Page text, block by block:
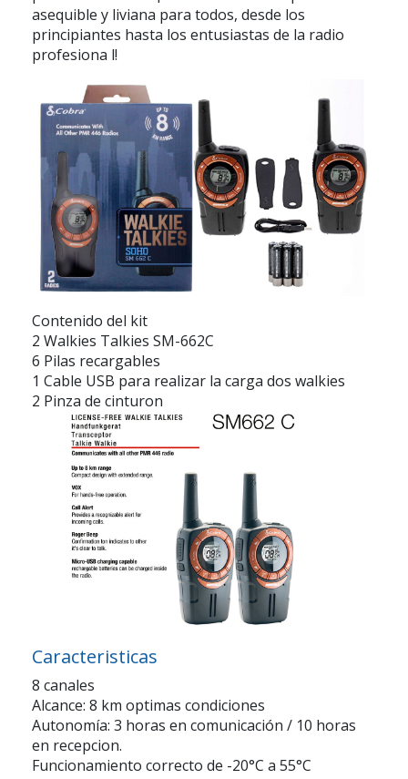
asequible y liviana para todos, desde los
principiantes hasta los entusiastas de la radio
profesiona l!
Contenido del kit
2 Walkies Talkies SM-662C
6 Pilas recargables
1 Cable USB para realizar la carga dos walkies
2 Pinza de cinturon
Caracteristicas
8 canales
Alcance: 8 km optimas condiciones
Autonomía: 3 horas en comunicación / 10 horas
en recepcion.
Funcionamiento correcto de -20°C a 55°C